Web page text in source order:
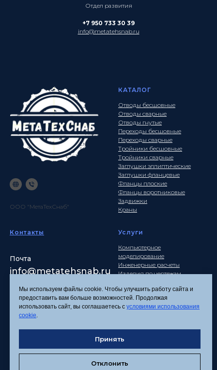
Отдел развития
+7 950 733 30 39
info@metatehsnab.ru
ООО "МетаТехСнаб"
КАТАЛОГ
Отводы бесшовные
Отводы сварные
Отводы гнутые
Переходы бесшовные
Переходы сварные
Тройники бесшовные
Тройники сварные
Заглушки эллиптические
Заглушки фланцевые
Фланцы плоские
Фланцы воротниковые
Задвижки
Краны
Контакты
Почта
info@metatehsnab.ru
Услуги
Компьютерное
моделирование
Инженерные расчеты
Изделия по чертежам
Политика
Согласие на обработку
персональных данных
Соглашение об
Мы используем файлы cookie. Чтобы улучшить работу сайта и
предоставить вам больше возможностей. Продолжая
использовать сайт, вы соглашаетесь с условиями использования
cookie.
Принять
Отклонить